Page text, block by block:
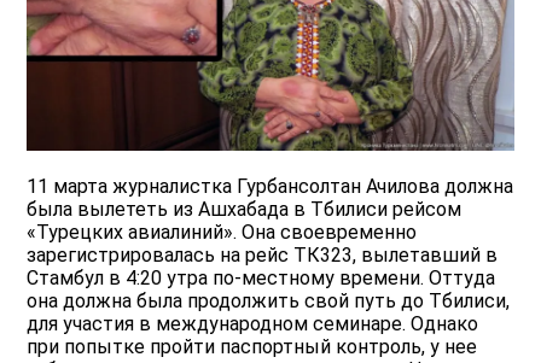
11 марта журналистка Гурбансолтан Ачилова должна
была вылететь из Ашхабада в Тбилиси рейсом
«Турецких авиалиний». Она своевременно
зарегистрировалась на рейс ТК323, вылетавший в
Стамбул в 4:20 утра по-местному времени. Оттуда
она должна была продолжить свой путь до Тбилиси,
для участия в международном семинаре. Однако
при попытке пройти паспортный контроль, у нее